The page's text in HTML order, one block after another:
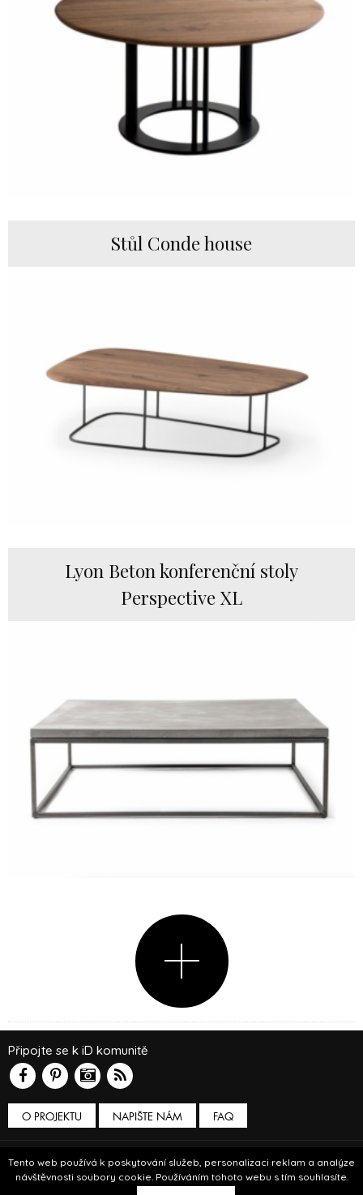
Tento web používá k poskytování služeb, personalizaci reklam a analýze
návštěvnosti soubory cookie. Používáním tohoto webu s tím souhlasíte.
Stůl Conde house
Lyon Beton konferenční stoly
Perspective XL
O PROJEKTU NAPIŠTE NÁM
Připojte se k iD komunitě
FAQ
Podmínky používání
© Insidecor 2013-2019.